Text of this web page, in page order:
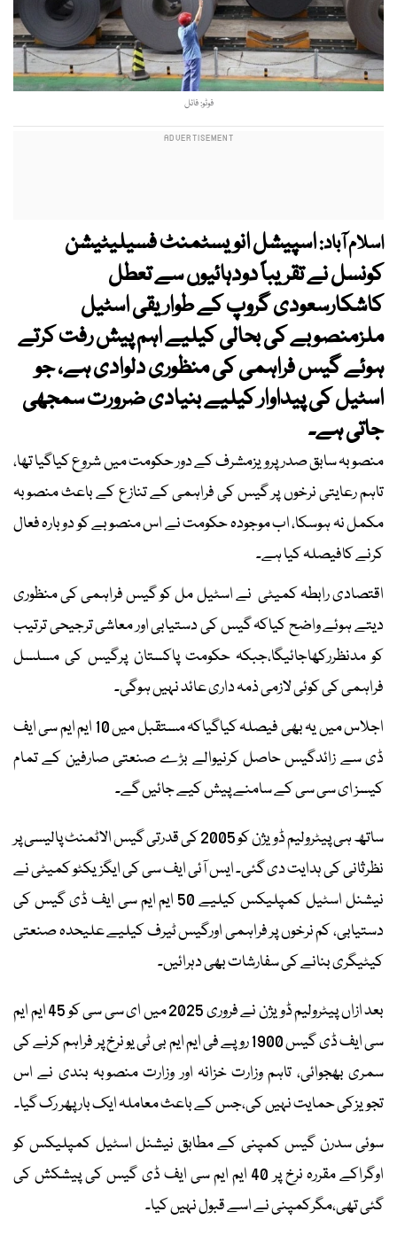
فوٹو: فائل
اسلام آباد:اسپیشل انویسٹمنٹ فسیلیٹیشن
کونسل نے تقریباً دودہائیوں سے تعطل
کاشکارسعودی گروپ کے طواریقی اسٹیل
ملزمنصوبے کی بحالی کیلیے اہم پیش رفت کرتے
ہوئے گیس فراہمی کی منظوری دلوادی ہے، جو
اسٹیل کی پیداوار کیلیے بنیادی ضرورت سمجھی
جاتی ہے۔
منصوبہ سابق صدر پرویزمشرف کے دور حکومت میں شروع کیاگیا تھا،
تاہم رعایتی نرخوں پر گیس کی فراہمی کے تنازع کے باعث منصوبہ
مکمل نہ ہوسکا، اب موجودہ حکومت نے اس منصوبے کو دوبارہ فعال
کرنے کافیصلہ کیا ہے۔
اقتصادی رابطہ کمیٹی نے اسٹیل مل کو گیس فراہمی کی منظوری
دیتے ہوئے واضح کیاکہ گیس کی دستیابی اور معاشی ترجیحی ترتیب
کو مدنظررکھاجائیگا،جبکہ حکومت پاکستان پرگیس کی مسلسل
فراہمی کی کوئی لازمی ذمہ داری عائد نہیں ہوگی۔
اجلاس میں یہ بھی فیصلہ کیاگیاکہ مستقبل میں 10 ایم ایم سی ایف
ڈی سے زائدگیس حاصل کرنیوالے بڑے صنعتی صارفین کے تمام
کیسز ای سی سی کے سامنے پیش کیے جائیں گے۔
ساتھ ہی پیٹرولیم ڈویژن کو 2005 کی قدرتی گیس الاٹمنٹ پالیسی پر
نظرثانی کی ہدایت دی گئی۔ ایس آئی ایف سی کی ایگزیکٹو کمیٹی نے
نیشنل اسٹیل کمپلیکس کیلیے 50 ایم ایم سی ایف ڈی گیس کی
دستیابی، کم نرخوں پر فراہمی اورگیس ٹیرف کیلیے علیحدہ صنعتی
کیٹیگری بنانے کی سفارشات بھی دہرائیں۔
بعد ازاں پیٹرولیم ڈویژن نے فروری 2025 میں ای سی سی کو 45 ایم ایم
سی ایف ڈی گیس 1900 روپے فی ایم ایم بی ٹی یو نرخ پر فراہم کرنے کی
سمری بھجوائی، تاہم وزارت خزانہ اور وزارت منصوبہ بندی نے اس
تجویزکی حمایت نہیں کی،جس کے باعث معاملہ ایک بار پھر رک گیا۔
سوئی سدرن گیس کمپنی کے مطابق نیشنل اسٹیل کمپلیکس کو
اوگراکے مقررہ نرخ پر 40 ایم ایم سی ایف ڈی گیس کی پیشکش کی
گئی تھی،مگرکمپنی نے اسے قبول نہیں کیا۔